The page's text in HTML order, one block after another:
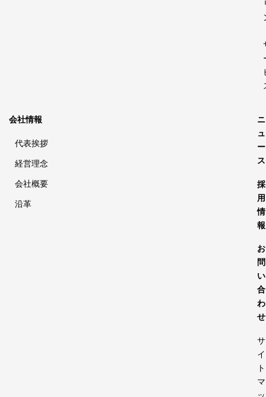
会社情報
代表挨拶
経営理念
会社概要
沿革
ニ
ュ
ー
ス
採
用
情
報
お
問
い
合
わ
せ
サ
イ
ト
マ